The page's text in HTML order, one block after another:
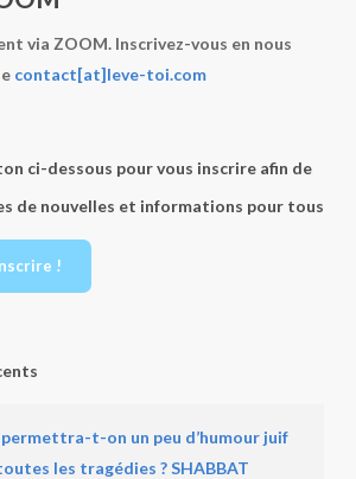
via ZOOM. Inscrivez-vous en nous
contact[at]leve-toi.com
ci-dessous pour vous inscrire afin de
de nouvelles et informations pour tous
!
t-on un peu d’humour juif
les tragédies ? SHABBAT